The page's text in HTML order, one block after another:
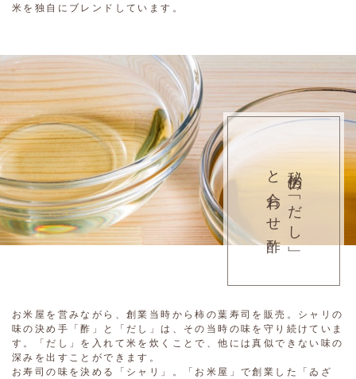
米を独自にブレンドしています。
秘伝の「だし」
と合わせ酢
お米屋を営みながら、創業当時から柿の葉寿司を販売。シャリの
味の決め手「酢」と「だし」は、その当時の味を守り続けていま
す。「だし」を入れて米を炊くことで、他には真似できない味の
深みを出すことができます。
お寿司の味を決める「シャリ」。「お米屋」で創業した「ゐざ